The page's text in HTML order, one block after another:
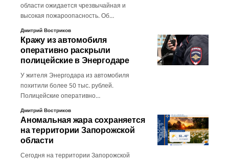
области ожидается чрезвычайная и
высокая пожароопасность. Об…
Дмитрий Востриков
Кражу из автомобиля
оперативно раскрыли
полицейские в Энергодаре
У жителя Энергодара из автомобиля
похитили более 50 тыс. рублей.
Полицейские оперативно…
Дмитрий Востриков
Аномальная жара сохраняется
на территории Запорожской
области
Сегодня на территории Запорожской